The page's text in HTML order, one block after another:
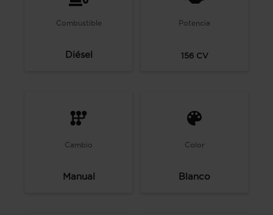
Combustible
Diésel
Potencia
156CV
Cambio
Manual
Color
Blanco